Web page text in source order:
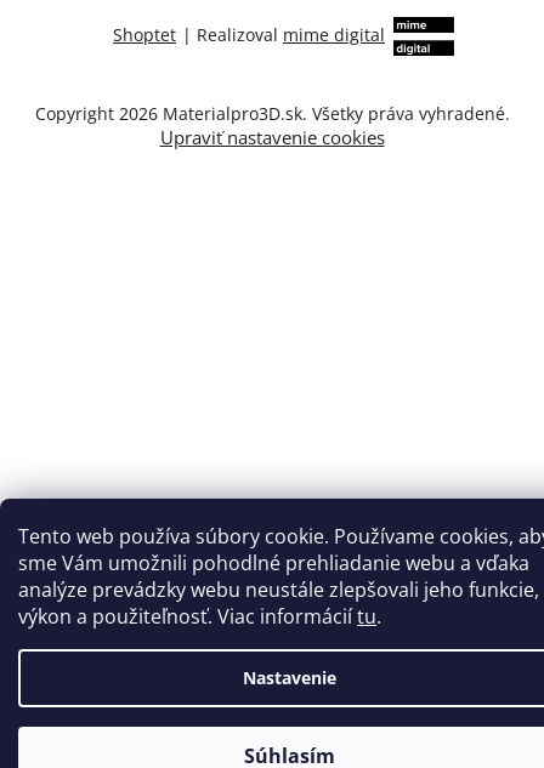
Tento web používa súbory cookie. Používame cookies,
sme Vám umožnili pohodlné prehliadanie webu a vďaka
analýze prevádzky webu neustále zlepšovali jeho funkcie,
výkon a použiteľnosť. Viac informáciítu.
Nastavenie
Súhlasím
Shoptet | Realizoval mime digital
Copyright 2026 Materialpro3D.sk. Všetky práva vyhradené.
Upraviť nastavenie cookies